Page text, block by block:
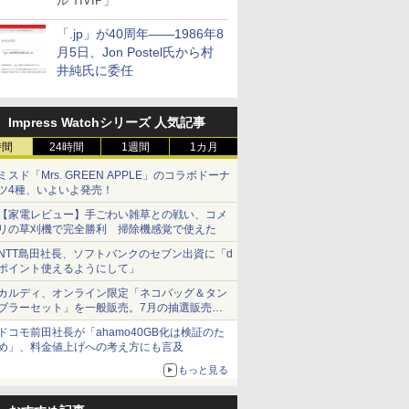
「.jp」が40周年――1986年8
月5日、Jon Postel氏から村
井純氏に委任
Impress Watchシリーズ 人気記事
24時間 1週間 1カ月
スド「Mrs. GREEN APPLE」のコラボドーナ
4種、いよいよ発売！
家電レビュー】手ごわい雑草との戦い、コメ
の草刈機で完全勝利 掃除機感覚で使えた
島田社長、ソフトバンクのセブン出資に「d
イント使えるようにして」
ルディ、オンライン限定「ネコバッグ＆タン
ラーセット」を一般販売。7月の抽選販売の
選無効分
コモ前田社長が「ahamo40GB化は検証のた
」、料金値上げへの考え方にも言及
もっと見る